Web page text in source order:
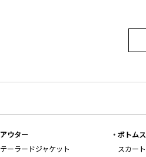
アウター
テーラードジャケット
ボトムス
スカート